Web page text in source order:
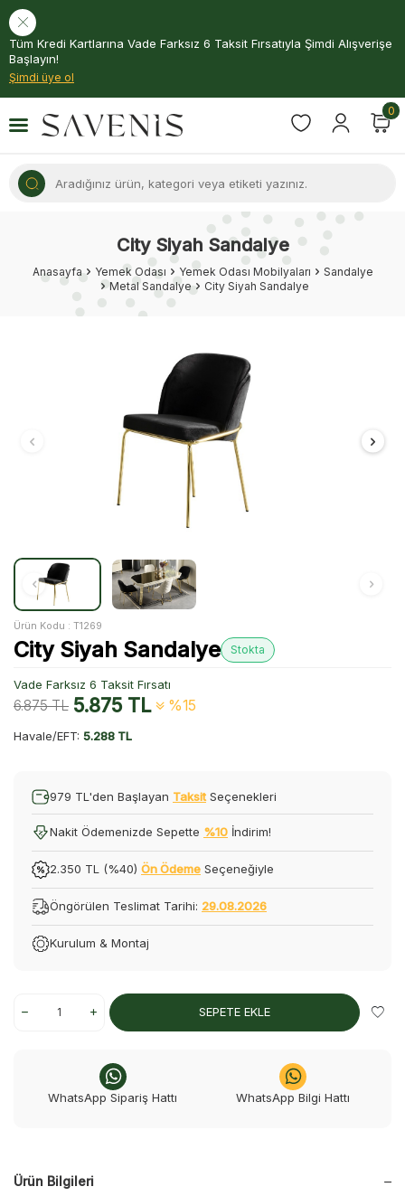
Tüm Kredi Kartlarına Vade Farksız 6 Taksit Fırsatıyla Şimdi Alışverişe
Başlayın!
Şimdi üye ol
0
City Siyah Sandalye
Anasayfa Yemek Odası Yemek Odası Mobilyaları
Sandalye
Metal Sandalye
City Siyah Sandalye
Ürün Kodu : T1269
City Siyah Sandalye Stokta
Vade Farksız 6 Taksit Fırsatı
6.875TL 5.875TL %15
Havale/EFT: 5.288 TL
979 TL'den Başlayan Taksit Seçenekleri
Nakit Ödemenizde Sepette %10 İndirim!
2.350 TL (%40) Ön Ödeme Seçeneğiyle
Öngörülen Teslimat Tarihi: 29.08.2026
Kurulum & Montaj
SEPETE EKLE
WhatsApp Sipariş Hattı WhatsApp Bilgi Hattı
Ürün Bilgileri